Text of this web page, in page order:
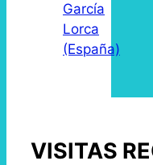
García
Lorca
(España)
VISITAS